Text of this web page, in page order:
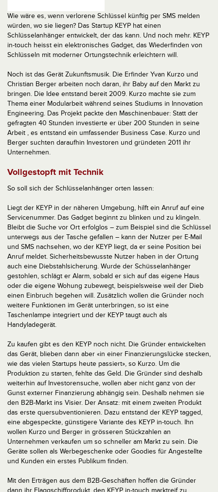
Wie wäre es, wenn verlorene Schlüssel künftig per SMS melden
würden, wo sie liegen? Das Startup KEYP hat einen
Schlüsselanhänger entwickelt, der das kann. Und noch mehr. KEYP
in-touch heisst ein elektronisches Gadget, das Wiederfinden von
Schlüsseln mit moderner Ortungstechnik erleichtern will.
Noch ist das Gerät Zukunftsmusik. Die Erfinder Yvan Kurzo und
Christian Berger arbeiten noch daran, ihr Baby auf den Markt zu
bringen. Die Idee entstand bereit 2009. Kurzo machte sie zum
Thema einer Modularbeit während seines Studiums in Innovation
Engineering. Das Projekt packte den Maschinenbauer: Statt der
gefragten 40 Stunden investierte er über 200 Stunden in seine
Arbeit , es entstand ein umfassender Business Case. Kurzo und
Berger suchten daraufhin Investoren und gründeten 2011 ihr
Unternehmen.
Vollgestopft mit Technik
So soll sich der Schlüsselanhänger orten lassen:
Liegt der KEYP in der näheren Umgebung, hilft ein Anruf auf eine
Servicenummer. Das Gadget beginnt zu blinken und zu klingeln.
Bleibt die Suche vor Ort erfolglos – zum Beispiel sind die Schlüssel
unterwegs aus der Tasche gefallen – kann der Nutzer per E-Mail
und SMS nachsehen, wo der KEYP liegt, da er seine Position bei
Anruf meldet. Sicherheitsbewusste Nutzer haben in der Ortung
auch eine Diebstahlsicherung. Wurde der Schüsselanhänger
gestohlen, schlägt er Alarm, sobald er sich auf das eigene Haus
oder die eigene Wohung zubewegt, beispielsweise weil der Dieb
einen Einbruch begehen will. Zusätzlich wollen die Gründer noch
weitere Funktionen im Gerät unterbringen, so ist eine
Taschenlampe integriert und der KEYP taugt auch als
Handyladegerät.
Zu kaufen gibt es den KEYP noch nicht. Die Gründer entwickelten
das Gerät, blieben dann aber «in einer Finanzierungslücke stecken,
wie das vielen Startups heute passiert», so Kurzo. Um die
Produktion zu starten, fehlte das Geld. Die Gründer sind deshalb
weiterhin auf Investorensuche, wollen aber nicht ganz von der
Gunst externer Finanzierung abhängig sein. Deshalb nehmen sie
den B2B-Markt ins Visier. Der Ansatz: mit einem zweiten Produkt
das erste quersubventionieren. Dazu entstand der KEYP tagged,
eine abgespeckte, günstigere Variante des KEYP in-touch. Ihn
wollen Kurzo und Berger in grösseren Stückzahlen an
Unternehmen verkaufen um so schneller am Markt zu sein. Die
Geräte sollen als Werbegeschenke oder Goodies für Angestellte
und Kunden ein erstes Publikum finden.
Mit den Erträgen aus dem B2B-Geschäften hoffen die Gründer
dann ihr Flaggschiffprodukt, den KEYP in-touch marktreif zu